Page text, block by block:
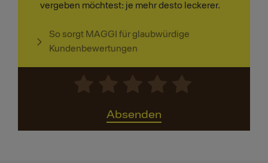
vergeben möchtest: je mehr desto leckerer.
So sorgt MAGGI für glaubwürdige
Kundenbewertungen
Absenden